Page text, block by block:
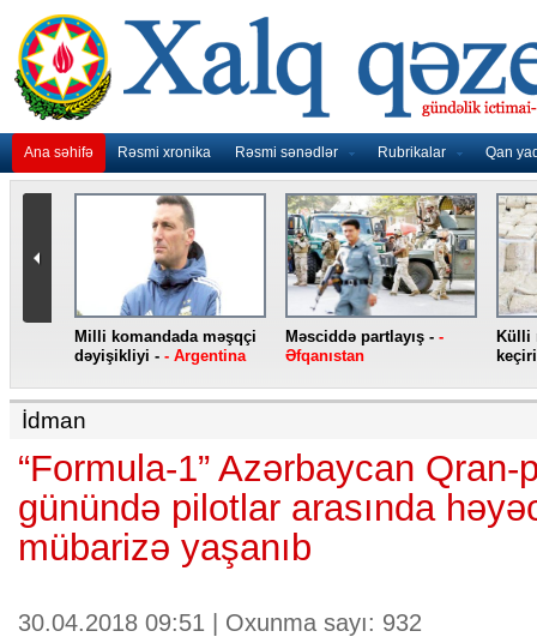
Ana səhifə Rəsmi xronika Rəsmi sənədlər Rubrikalar Qan
Milli komandada məşqçi
dəyişikliyi - - Argentina
Məsciddə partlayış - -
Əfqanıstan
Külli
İdman
“Formula-1” Azərbaycan
günündə pilotlar arasında
mübarizə yaşanıb
30.04.2018 09:51 | Oxunma sayı: 932